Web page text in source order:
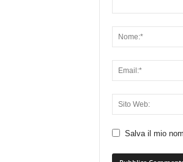
Salva il mio